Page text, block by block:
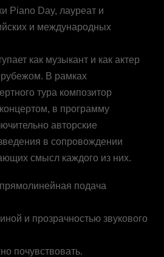
Piano Day, лауреат и
и международных
как музыкант и как актер
рубежом. В рамках
тура композитор
в программу
авторские
в сопровождении
смысл каждого из них.
подача
и прозрачностью звукового
почувствовать.